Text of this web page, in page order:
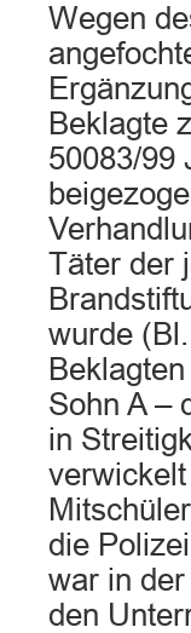
Wegen
Beklagte
50083/99
Täter der
wurde
Sohn A –
in
die
war in
den